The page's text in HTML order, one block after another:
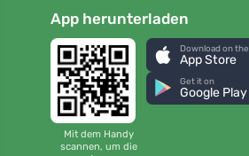
App herunterladen
Mit dem Handy
scannen, um die
Download on the
App Store
Get it on
Google Play